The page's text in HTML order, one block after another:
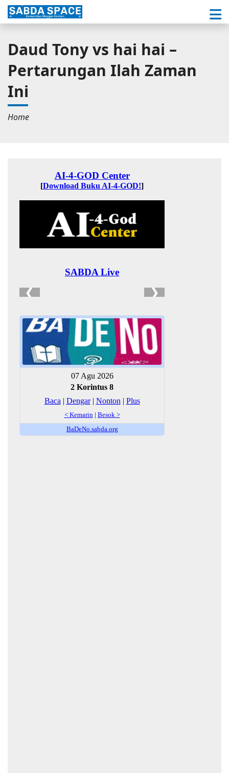
Daud Tony vs hai hai –
Pertarungan Ilah Zaman
Ini
Home